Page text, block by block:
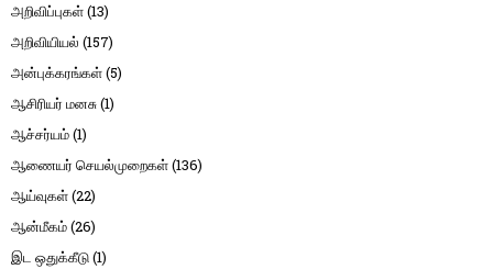
அறிவிப்புகள்(13)
அறிவியியல் (157)
அன்புக்கரங்கள்(5)
ஆசிரியர் மனசு(1)
ஆச்சர்யம்(1)
ஆணையர் செயல்முறைகள்(136)
ஆய்வுகள்(22)
ஆன்மீகம்(26)
இட ஒதுக்கீடு(1)